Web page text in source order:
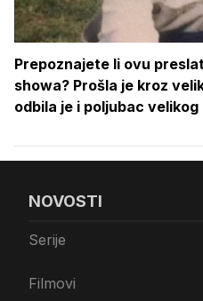
Prepoznajete li ovu
showa? Prošla je kroz
odbila je i poljubac
NOVOSTI
Serije
Filmovi